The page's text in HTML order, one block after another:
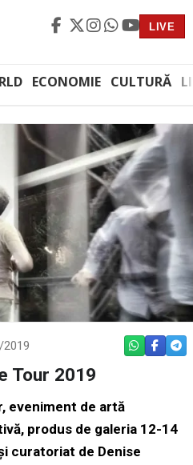
LIVE
ECONOMIE CULTURĂ
WHATSAPP
Tour 2019
, eveniment de artă
produs de galeria 12-14
curatoriat de Denise